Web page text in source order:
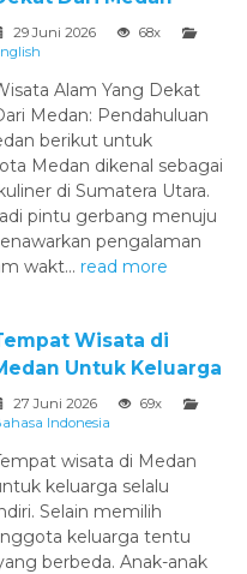
29 Juni 2026
68x
Alam Yang Dekat
Medan: Pendahuluan
berikut untuk
Medan dikenal sebagai
di Sumatera Utara.
pintu gerbang menuju
pengalaman
wakt... read more
Wisata di
Untuk Keluarga
27 Juni 2026
69x
Indonesia
wisata di Medan
keluarga selalu
Selain memilih
keluarga tentu
berbeda. Anak-anak